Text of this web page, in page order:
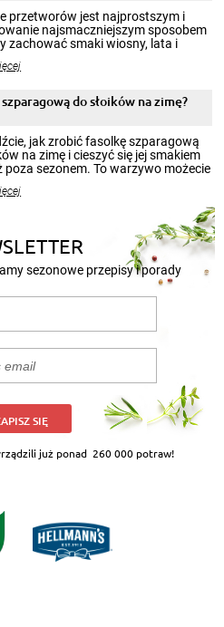
przetworów jest najprostszym i
najsmaczniejszym sposobem
zachować smaki wiosny, lata i
by cieszyć nimi oko w sezonie
atmosferę cieplejszych
Przygotowanie słoików ze
które pozwolą zachować świeżość
do słoików na zimę?
jak zrobić fasolkę szparagową
na zimę i cieszyć się jej smakiem
poza sezonem. To warzywo możecie
sezonowe przepisy i porady
SIĘ
już ponad 260 000 potraw!